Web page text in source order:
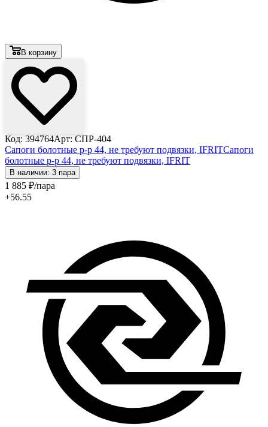
В корзину
Код: 394764Арт: СПР-404
Сапоги болотные р-р 44, не требуют подвязки, IFRITСапоги
болотные р-р 44, не требуют подвязки, IFRIT
В наличии: 3 пара
1 885 ₽/пара
+56.55